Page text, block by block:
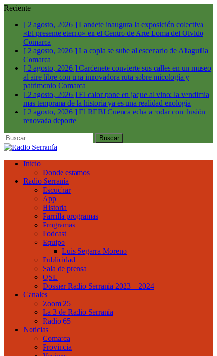
Reciente
[ 2 agosto, 2026 ] Landete inaugura la exposición colectiva
«El presente eterno» en el Centro de Arte Loma del Olvido
Comarca
[ 2 agosto, 2026 ] La copla se sube al escenario de Aliaguilla
Comarca
[ 2 agosto, 2026 ] Cardenete convierte sus calles en un museo
al aire libre con una innovadora ruta sobre micología y
patrimonio Comarca
[ 2 agosto, 2026 ] El calor pone en jaque al vino: la vendimia
más temprana de la historia ya es una realidad enologia
[ 2 agosto, 2026 ] El REBI Cuenca echa a rodar con ilusión
renovada deporte
Buscar:
Inicio
Donde estamos
Radio Serranía
Escuchar
App
Historia
Parrilla programas
Programas
Podcast
Equipo
Luis Segarra Moreno
Publicidad
Sala de prensa
QSL
Dossier Radio Serranía 2023 – 2024
Canales
Zoom 25
La 3 de Radio Serranía
Radio 65
Noticias
Comarca
Provincia